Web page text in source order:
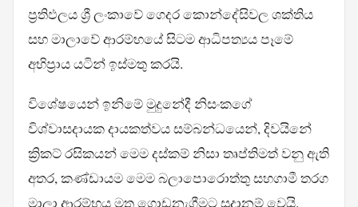
ප්‍රතිඵලය ශ්‍රී ලංකාවේ ගෙදර කොන්දේසිවල ශක්තිය
සහ මාලාවේ ආරම්භයේ සිටම ආධිපත්‍යය පෑමේ
අභිප්‍රාය යටින් ඉස්මතු කරයි.
විශේෂයෙන් ඉනිමේ මුදුනේදී නිසංකගේ
විශ්වාසදායක දායකත්වය සම්බන්ධයෙන්, දිවයිනේ
ක්‍රිකට් රසිකයන් මෙම දස්කම් නිසා තෘප්තිමත් වනු ඇති
අතර, කණ්ඩායම මෙම බලාපොරොත්තු සහගාමී තරග
මාලා ආරම්භය මත ගොඩනැගීමට සූදානම් වෙයි.